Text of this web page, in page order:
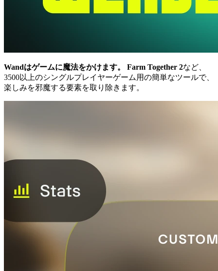
Wandはゲームに魔法をかけます。 Farm Together 2など、
3500以上のシングルプレイヤーゲーム用の簡単なツールで、
楽しみを邪魔する要素を取り除きます。